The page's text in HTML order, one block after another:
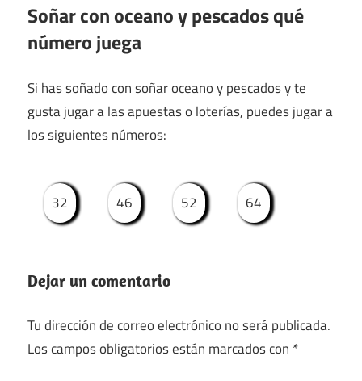
Soñar con oceano y pescados qué
número juega
Si has soñado con soñar oceano y pescados y te
gusta jugar a las apuestas o loterías, puedes jugar a
los siguientes números:
32 46 52 64
Dejar un comentario
Tu dirección de correo electrónico no será publicada.
Los campos obligatorios están marcados con *